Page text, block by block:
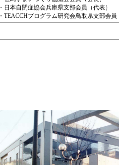
・日本自閉症協会兵庫県支部会員（代表）
・TEACCHプログラム研究会鳥取県支部会